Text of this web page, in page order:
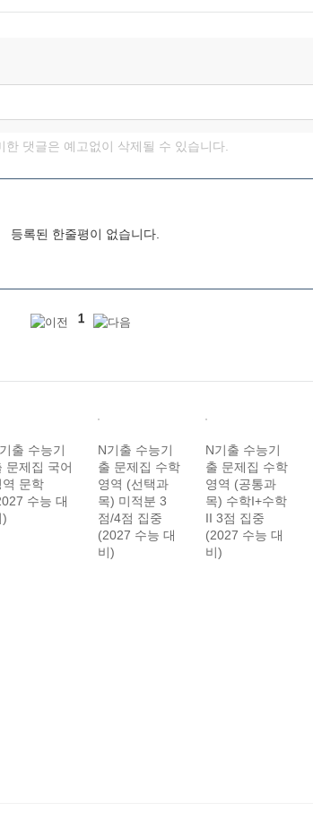
댓글은 예고없이 삭제될 수 있습니다.
등록된 한줄평이 없습니다.
1
출 수능기
문제집 국어
역 문학
수능 대
)
N기출 수능기
출 문제집 수학
영역 (선택과
목) 미적분 3
점/4점 집중
(2027 수능 대
비)
N기출 수능기
출 문제집 수학
영역 (공통과
목) 수학I+수학
II 3점 집중
(2027 수능 대
비)